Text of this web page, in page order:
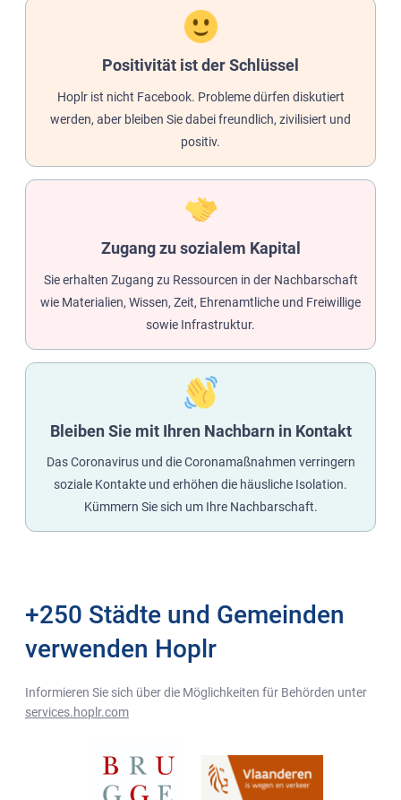
Positivität ist der Schlüssel
Hoplr ist nicht Facebook. Probleme dürfen diskutiert
werden, aber bleiben Sie dabei freundlich, zivilisiert und
positiv.
Zugang zu sozialem Kapital
Sie erhalten Zugang zu Ressourcen in der Nachbarschaft
wie Materialien, Wissen, Zeit, Ehrenamtliche und Freiwillige
sowie Infrastruktur.
Bleiben Sie mit Ihren Nachbarn in Kontakt
Das Coronavirus und die Coronamaßnahmen verringern
soziale Kontakte und erhöhen die häusliche Isolation.
Kümmern Sie sich um Ihre Nachbarschaft.
+250 Städte und Gemeinden
verwenden Hoplr
Informieren Sie sich über die Möglichkeiten für Behörden unter
services.hoplr.com